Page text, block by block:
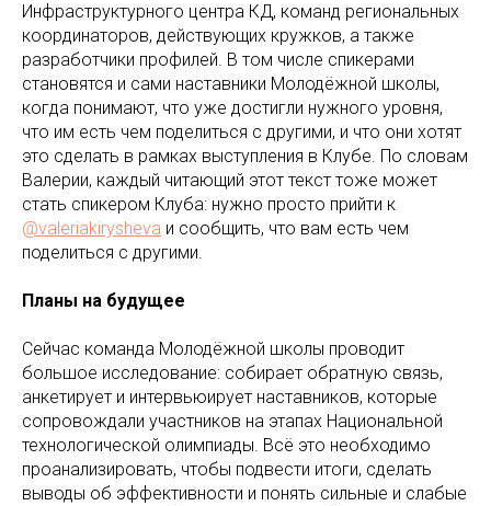
Инфраструктурного центра КД, команд региональных
координаторов, действующих кружков, а также
разработчики профилей. В том числе спикерами
становятся и сами наставники Молодёжной школы,
когда понимают, что уже достигли нужного уровня,
что им есть чем поделиться с другими, и что они хотят
это сделать в рамках выступления в Клубе. По словам
Валерии, каждый читающий этот текст тоже может
стать спикером Клуба: нужно просто прийти к
@valeriakirysheva и сообщить, что вам есть чем
поделиться с другими.
Планы на будущее
Сейчас команда Молодёжной школы проводит
большое исследование: собирает обратную связь,
анкетирует и интервьюирует наставников, которые
сопровождали участников на этапах Национальной
технологической олимпиады. Всё это необходимо
проанализировать, чтобы подвести итоги, сделать
выводы об эффективности и понять сильные и слабые